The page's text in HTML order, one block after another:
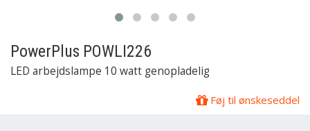
PowerPlus POWLI226
LED arbejdslampe 10 watt genopladelig
Føj til ønskeseddel